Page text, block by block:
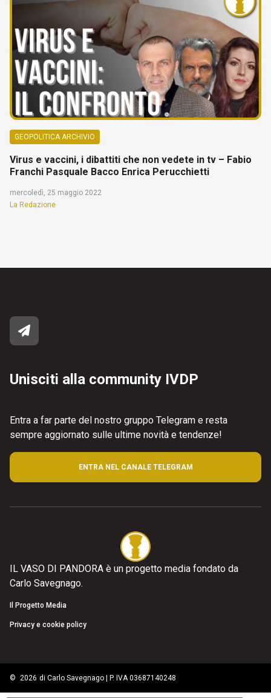
GEOPOLITICA ARCHIVIO
Virus e vaccini, i dibattiti che non vedete in tv – Fabio
Franchi Pasquale Bacco Enrica Perucchietti
mercoledì, 25 maggio 2022
La Redazione
Unisciti alla community IVDP
Entra a far parte del nostro gruppo Telegram e resta
sempre aggiornato sulle ultime novità e tendenze!
ENTRA NEL CANALE TELEGRAM
IL VASO DI PANDORA è un progetto media fondato da
Carlo Savegnago.
Il Progetto Media
Privacy e cookie policy
© 2026 di Carlo Savegnago | P. IVA 03687140248